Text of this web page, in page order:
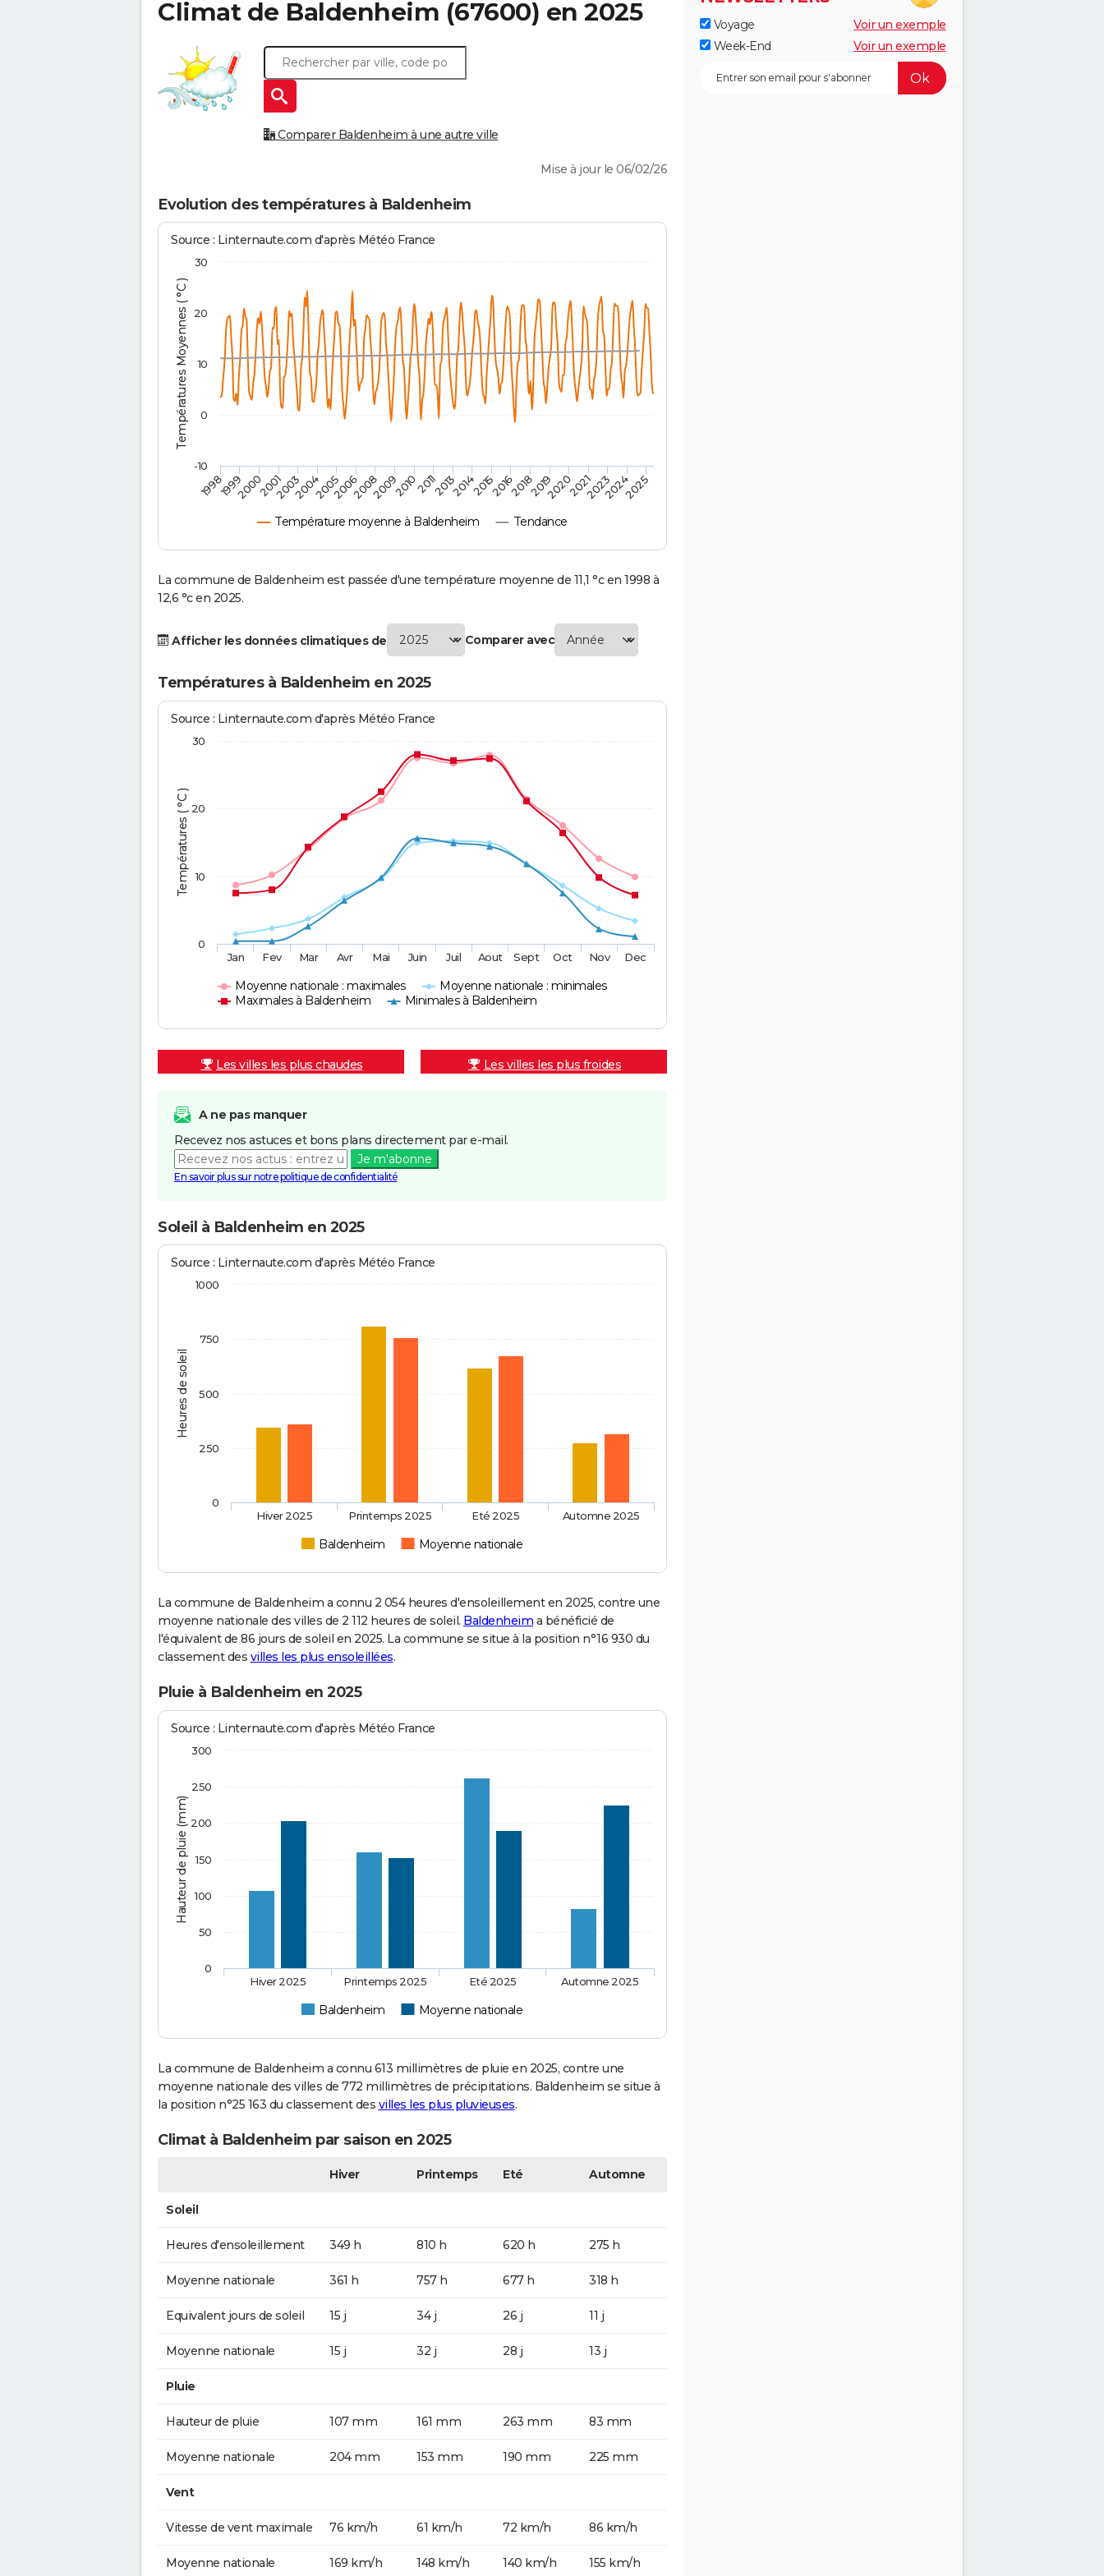
Climat de Baldenheim (67600) en 2025
Comparer Baldenheim à une autre ville
Mise à jour le 06/02/26
Evolution des températures à Baldenheim
Températures Moyennes ( °C )
Source : Linternaute.com d'après Météo France
Température moyenne à Baldenheim Tendance
1998 2014
199920002001200320042005200620082009201020112013 201520162018201920202021202320242025
-10
0
10
20
30
La commune de Baldenheim est passée d'une température moyenne de 11,1 °c en 1998 à
12,6 °c en 2025.
Afficher les données climatiques de Comparer avec
Températures à Baldenheim en 2025
Températures ( °C )
Source : Linternaute.com d'après Météo France
Moyenne nationale : maximales
Moyenne nationale : minimales
Maximales à Baldenheim
Minimales à Baldenheim
Jan Fev Mar Avr Mai Juin Juil Aout Sept Oct Nov Dec
0
10
20
30
Les villes les plus chaudes Les villes les plus froides
A ne pas manquer
Recevez nos astuces et bons plans directement par e-mail.
Je m'abonne
En savoir plus sur notre politique de confidentialité
Soleil à Baldenheim en 2025
Heures de soleil
Source : Linternaute.com d'après Météo France
Baldenheim Moyenne nationale
Hiver 2025 Printemps 2025 Eté 2025 Automne 2025
0
250
500
750
1000
La commune de Baldenheim a connu 2 054 heures d'ensoleillement en 2025, contre une
moyenne nationale des villes de 2 112 heures de soleil. Baldenheim a bénéficié de
l'équivalent de 86 jours de soleil en 2025. La commune se situe à la position n°16 930 du
classement des villes les plus ensoleillées.
Pluie à Baldenheim en 2025
Hauteur de pluie (mm)
Source : Linternaute.com d'après Météo France
Baldenheim Moyenne nationale
Hiver 2025 Printemps 2025 Eté 2025 Automne 2025
0
50
100
150
200
250
300
La commune de Baldenheim a connu 613 millimètres de pluie en 2025, contre une
moyenne nationale des villes de 772 millimètres de précipitations. Baldenheim se situe à
la position n°25 163 du classement des villes les plus pluvieuses.
Climat à Baldenheim par saison en 2025
Hiver Printemps Eté Automne
Soleil
Heures d'ensoleillement 349 h 810 h 620 h 275 h
Moyenne nationale 361 h 757 h 677 h 318 h
Equivalent jours de soleil 15 j 34 j 26 j 11 j
Moyenne nationale 15 j 32 j 28 j 13 j
Pluie
Hauteur de pluie 107 mm 161 mm 263 mm 83 mm
Moyenne nationale 204 mm 153 mm 190 mm 225 mm
Vent
Vitesse de vent maximale 76 km/h 61 km/h 72 km/h 86 km/h
Moyenne nationale 169 km/h 148 km/h 140 km/h 155 km/h
Voyage
Voir un exemple
Week-End
Voir un exemple